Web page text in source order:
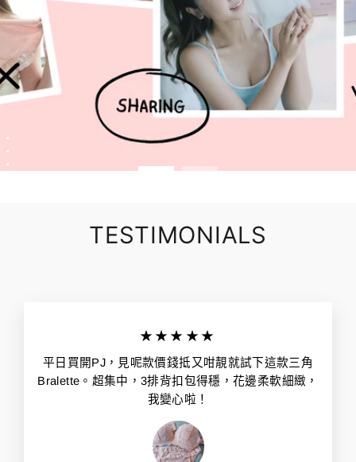
TESTIMONIALS
★★★★★
平日買開PJ，見呢款價錢抵又咁靚就試下這款三角
Bralette。超集中，3排背扣包得穩，花邊柔軟細緻，
我變心啦！